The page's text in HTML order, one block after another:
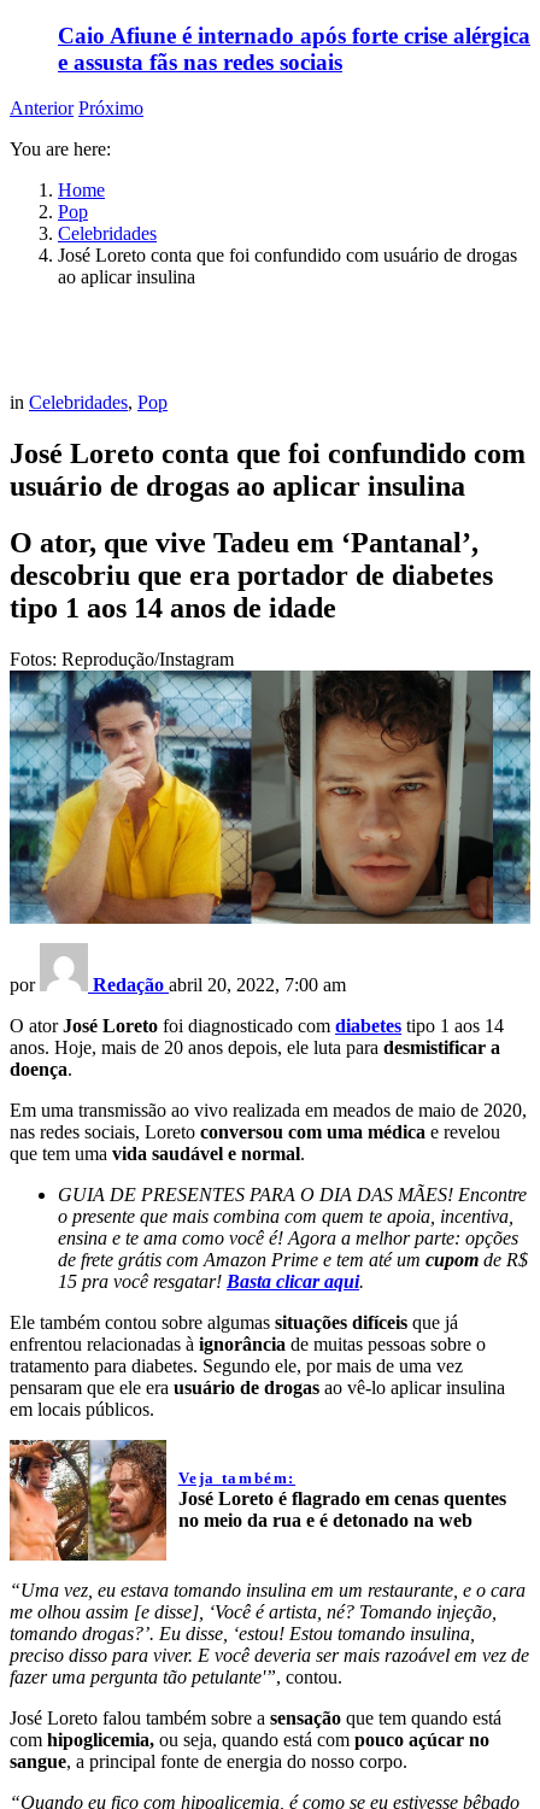
Caio Afiune é internado após forte crise alérgica
e assusta fãs nas redes sociais
Anterior Próximo
You are here:
Home
Pop
Celebridades
José Loreto conta que foi confundido com usuário de drogas
ao aplicar insulina
in Celebridades, Pop
José Loreto conta que foi confundido com
usuário de drogas ao aplicar insulina
O ator, que vive Tadeu em ‘Pantanal’,
descobriu que era portador de diabetes
tipo 1 aos 14 anos de idade
Fotos: Reprodução/Instagram
por Redação abril 20, 2022, 7:00 am
O atorJosé Loreto foi diagnosticado com diabetes tipo 1 aos 14
anos. Hoje, mais de 20 anos depois, ele luta para desmistificar a
doença.
Em uma transmissão ao vivo realizada em meados de maio de 2020,
nas redes sociais, Loreto conversou com uma médica e revelou
que tem uma vida saudável e normal.
GUIA DE PRESENTES PARA O DIA DAS MÃES! Encontre
o presente que mais combina com quem te apoia, incentiva,
ensina e te ama como você é! Agora a melhor parte: opções
de frete grátis com Amazon Prime e tem até um cupom de R$
15 pra você resgatar! Basta clicar aqui.
Ele também contou sobre algumas situações difíceis que já
enfrentou relacionadas à ignorância de muitas pessoas sobre o
tratamento para diabetes. Segundo ele, por mais de uma vez
pensaram que ele era usuário de drogas ao vê-lo aplicar insulina
em locais públicos.
Veja também:
José Loreto é flagrado em cenas quentes
no meio da rua e é detonado na web
“Uma vez, eu estava tomando insulina em um restaurante, e o cara
me olhou assim [e disse], ‘Você é artista, né? Tomando injeção,
tomando drogas?’. Eu disse, ‘estou! Estou tomando insulina,
preciso disso para viver. E você deveria ser mais razoável em vez de
fazer uma pergunta tão petulante'”, contou.
José Loreto falou também sobre a sensação que tem quando está
com hipoglicemia, ou seja, quando está com pouco açúcar no
sangue, a principal fonte de energia do nosso corpo.
“Quando eu fico com hipoglicemia, é como se eu estivesse bêbado